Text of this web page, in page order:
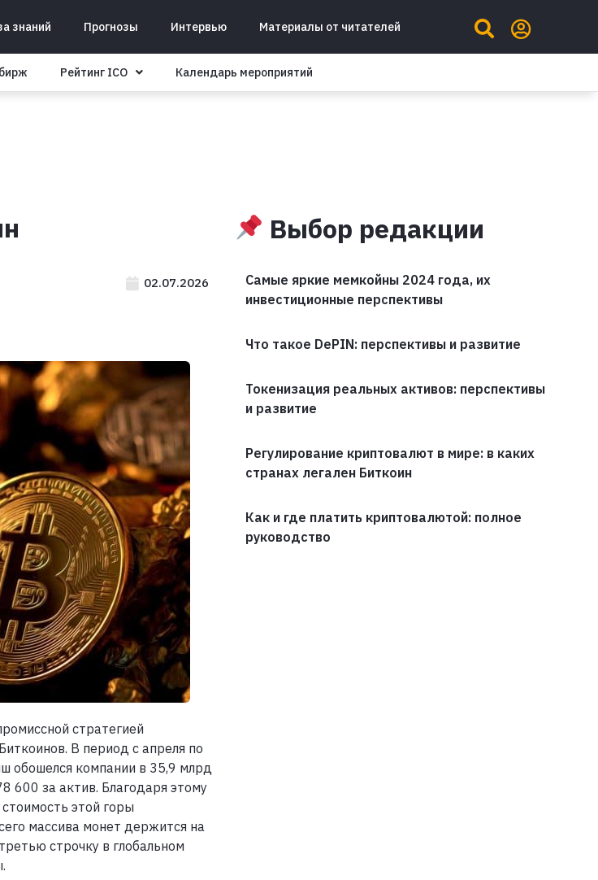
знаний Прогнозы Интервью Материалы от читателей
Рейтинг ICO Календарь мероприятий
02.07.2026
стратегией
В период с апреля по
обошелся компании в 35,9 млрд
600 за актив. Благодаря этому
этой горы
массива монет держится на
строчку в глобальном
Выбор редакции
Самые яркие мемкойны 2024 года, их
инвестиционные перспективы
Что такое DePIN: перспективы и развитие
Токенизация реальных активов: перспективы
и развитие
Регулирование криптовалют в мире: в каких
странах легален Биткоин
Как и где платить криптовалютой: полное
руководство